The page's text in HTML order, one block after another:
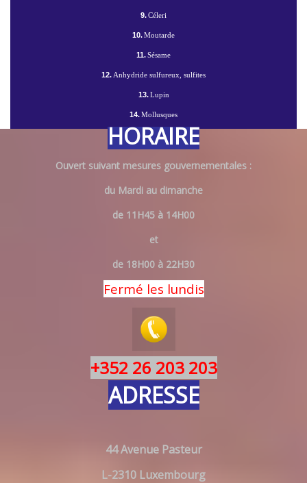
9.Céleri
10.Moutarde
11.Sésame
12. Anhydride sulfureux, sulfites
13.Lupin
14.Mollusques
HORAIRE
Ouvert suivant mesures gouvernementales :
du Mardi au dimanche
de 11H45 à 14H00
et
de 18H00 à 22H30
Fermé les lundis
+352 26 203 203
ADRESSE
44 Avenue Pasteur
L-2310 Luxembourg